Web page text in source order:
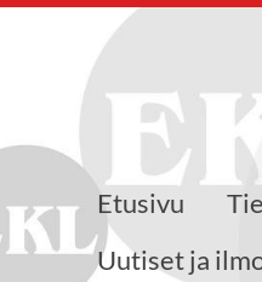
ry. Etusivu
Uutiset ja